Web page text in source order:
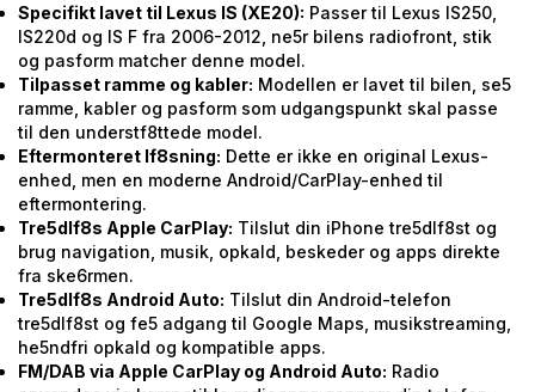
Specifikt lavet til Lexus IS (XE20): Passer til Lexus IS250,
IS220d og IS F fra 2006-2012, ne5r bilens radiofront, stik
og pasform matcher denne model.
Tilpasset ramme og kabler: Modellen er lavet til bilen, se5
ramme, kabler og pasform som udgangspunkt skal passe
til den understf8ttede model.
Eftermonteret lf8sning: Dette er ikke en original Lexus-
enhed, men en moderne Android/CarPlay-enhed til
eftermontering.
Tre5dlf8s Apple CarPlay: Tilslut din iPhone tre5dlf8st og
brug navigation, musik, opkald, beskeder og apps direkte
fra ske6rmen.
Tre5dlf8s Android Auto: Tilslut din Android-telefon
tre5dlf8st og fe5 adgang til Google Maps, musikstreaming,
he5ndfri opkald og kompatible apps.
FM/DAB via Apple CarPlay og Android Auto: Radio